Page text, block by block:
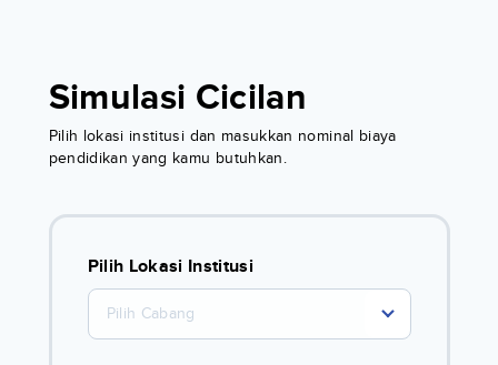
Simulasi Cicilan
Pilih lokasi institusi dan masukkan nominal biaya
pendidikan yang kamu butuhkan.
Pilih Lokasi Institusi
Pilih Cabang